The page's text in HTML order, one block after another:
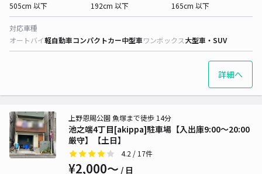
505cm 以下
192cm 以下
165cm 以下
対応車種
オートバイ軽自動車コンパクトカー中型車ワンボックス大型車・SUV
詳細へ
池之端4丁目[akippa]駐車場【入出庫9:00〜20:00
厳守】【土日】
上野恩賜公園 魚塚まで徒歩 14分
4.2 / 17件
¥2,000〜 / 日